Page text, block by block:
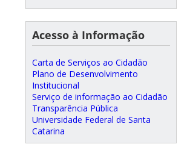
Acesso à Informação
Carta de Serviços ao Cidadão
Plano de Desenvolvimento
Institucional
Serviço de informação ao Cidadão
Transparência Pública
Universidade Federal de Santa
Catarina